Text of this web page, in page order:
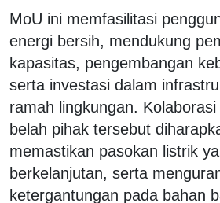
MoU ini memfasilitasi
energi bersih, mendukung
kapasitas, pengembangan
serta investasi dalam
ramah lingkungan.
belah pihak tersebut
memastikan pasokan listrik
berkelanjutan, serta
ketergantungan pada bahan